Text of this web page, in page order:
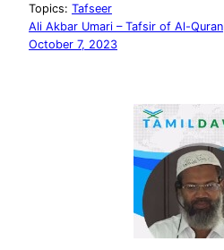
Topics: Tafseer
Ali Akbar Umari – Tafsir of Al-Quran
October 7, 2023